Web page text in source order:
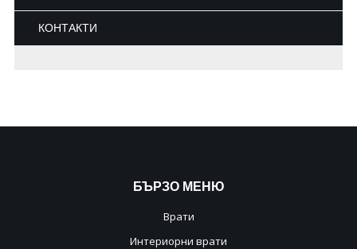
КОНТАКТИ
БЪРЗО МЕНЮ
Врати
Интериорни врати